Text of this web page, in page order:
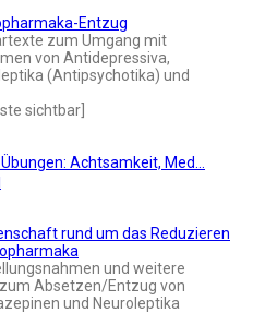
Entzug
zum Umgang mit
von Antidepressiva,
(Antipsychotika) und
sichtbar]
Übungen: Achtsamkeit, Med…
rund um das Reduzieren
und weitere
Absetzen/Entzug von
und Neuroleptika